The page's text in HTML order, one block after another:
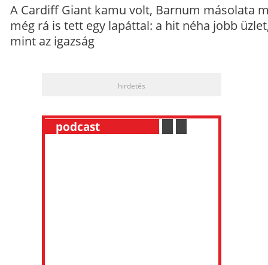
A Cardiff Giant kamu volt, Barnum másolata
még rá is tett egy lapáttal: a hit néha jobb
mint az igazság
hirdetés
podcast